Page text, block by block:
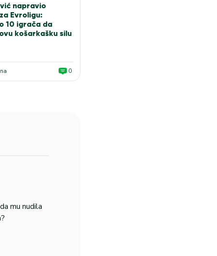
napravio
Evroligu:
10 igrača da
košarkašku silu
0
mu nudila